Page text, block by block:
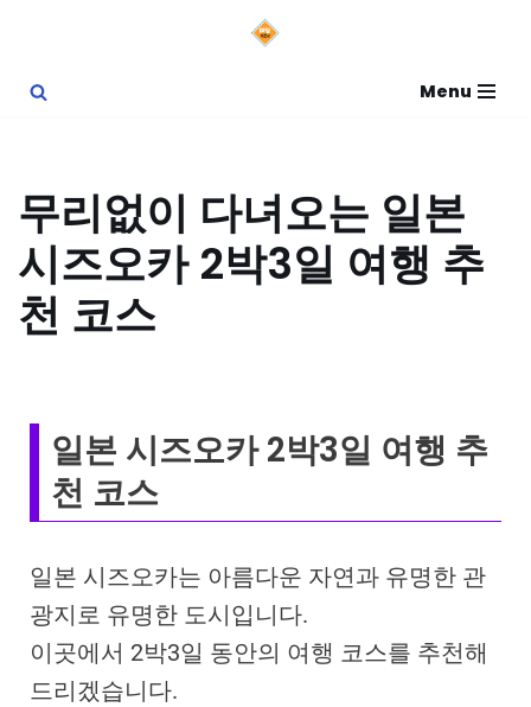
텐
건
너
뛰
기
Menu
무리없이 다녀오는 일본
시즈오카 2박3일 여행 추
천 코스
일본 시즈오카 2박3일 여행 추
천 코스
일본 시즈오카는 아름다운 자연과 유명한 관
광지로 유명한 도시입니다.
이곳에서 2박3일 동안의 여행 코스를 추천해
드리겠습니다.